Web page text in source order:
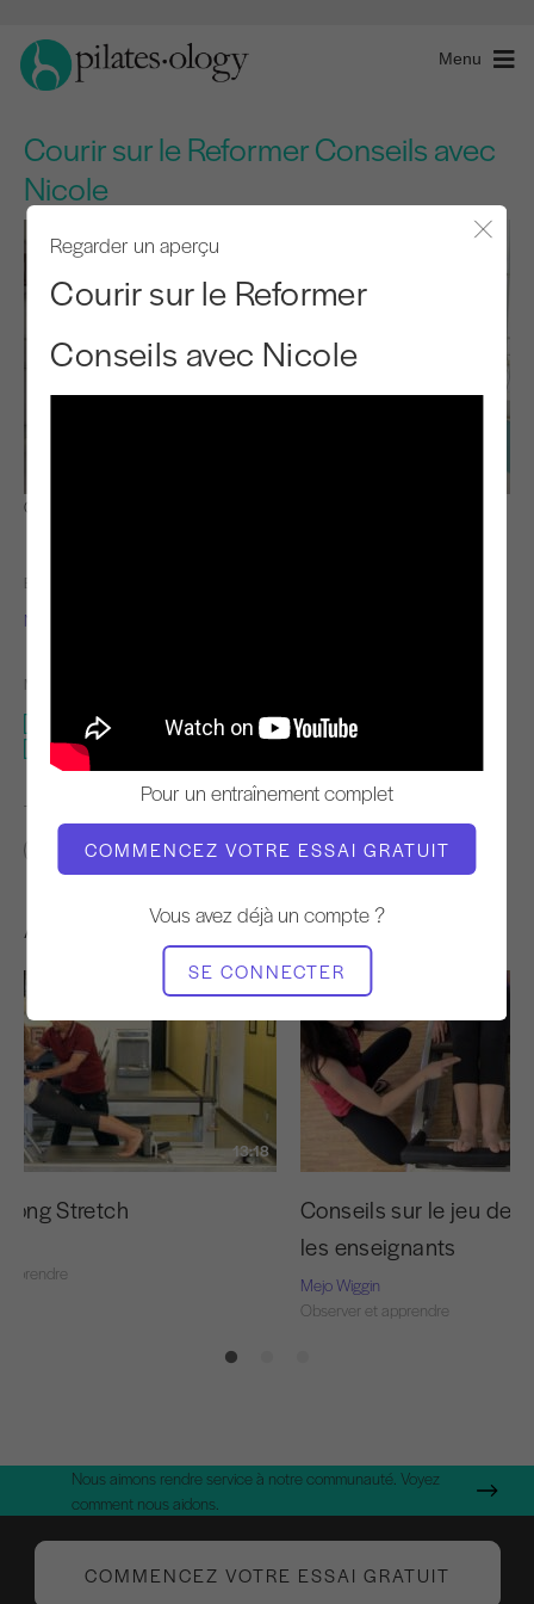
Menu
Courir sur le Reformer Conseils avec
Nicole
Regarder un aperçu
Courir sur le Reformer
Conseils avec Nicole
Pour un entraînement complet
COMMENCEZ VOTRE ESSAI GRATUIT
Vous avez déjà un compte ?
SE CONNECTER
Observer et apprendre
ENSEIGNANT
Nicole Smith
MATÉRIEL NÉCESSAIRE
Réformateur
Reformer - Pas de boîte
TROUVER DES COURS SIMILAIRES POUR
0 - 10 min
Réformateur Reformer - Pas de boîte
Autres séances d'entraînement
13:18
Stretch
Conseils sur le jeu de
les enseignants
Mejo Wiggin
Observer et apprendre
Nous aimons rendre service à notre communauté. Voyez
comment nous aidons.
COMMENCEZ VOTRE ESSAI GRATUIT